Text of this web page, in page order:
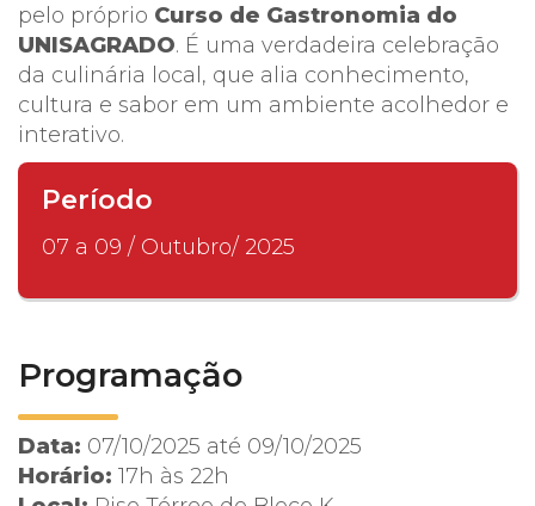
pelo próprio Curso de Gastronomia do
UNISAGRADO. É uma verdadeira celebração
da culinária local, que alia conhecimento,
cultura e sabor em um ambiente acolhedor e
interativo.
Período
07 a 09 / Outubro/ 2025
Programação
Data: 07/10/2025 até 09/10/2025
Horário: 17h às 22h